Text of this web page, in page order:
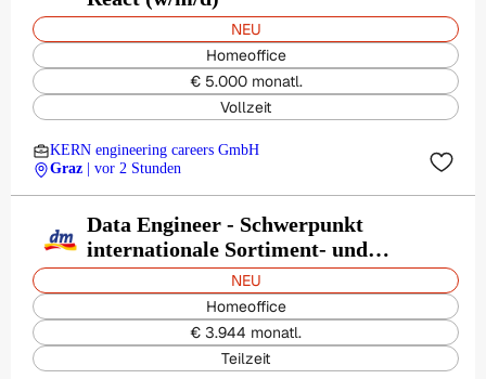
NEU
Homeoffice
€ 5.000 monatl.
Vollzeit
KERN engineering careers GmbH
Graz
| vor 2 Stunden
Data Engineer - Schwerpunkt
internationale Sortiment- und
Marktanalytik (w/m/x) für 25-38,5
Stunden
NEU
Homeoffice
€ 3.944 monatl.
Teilzeit